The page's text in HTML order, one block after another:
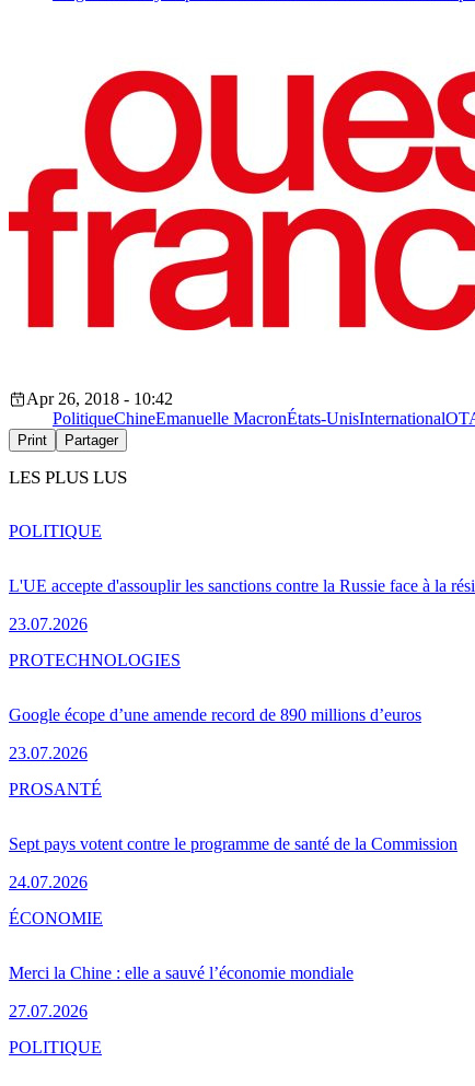
Apr 26, 2018 - 10:42
PolitiqueChineEmanuelle MacronÉtats-UnisInternational
Print Partager
LES PLUS LUS
L'UE accepte d'assouplir les sanctions contre la Russie face à la
23.07.2026
POLITIQUE
Google écope d’une amende record de 890 millions d’euros
23.07.2026
PROTECHNOLOGIES
Sept pays votent contre le programme de santé de la Commission
24.07.2026
PROSANTÉ
Merci la Chine : elle a sauvé l’économie mondiale
27.07.2026
ÉCONOMIE
POLITIQUE